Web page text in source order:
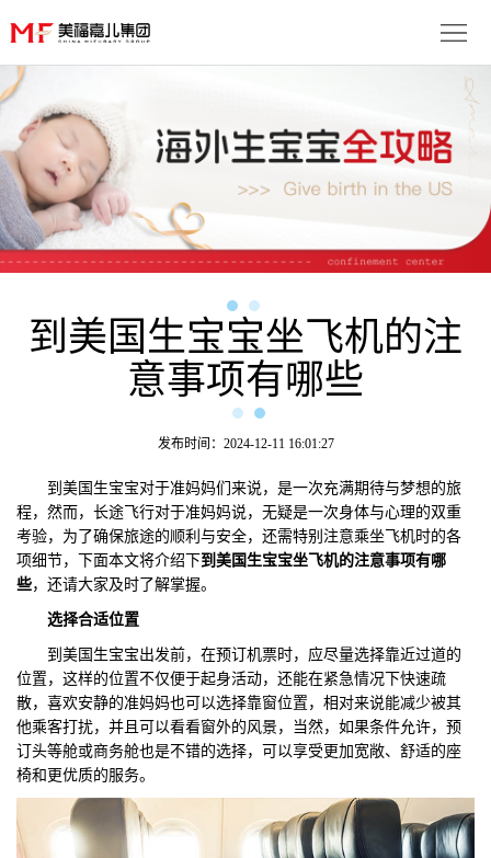
子
优
势
服
务
流
月
子
成
合
到美国生宝宝坐飞机的注
意事项有哪些
发布时间：2024-12-11 16:01:27
到美国生宝宝对于准妈妈们来说，是一次充满期待与梦想的旅
程，然而，长途飞行对于准妈妈说，无疑是一次身体与心理的双重
考验，为了确保旅途的顺利与安全，还需特别注意乘坐飞机时的各
项细节，下面本文将介绍下到美国生宝宝坐飞机的注意事项有哪
些，还请大家及时了解掌握。
选择合适位置
到美国生宝宝出发前，在预订机票时，应尽量选择靠近过道的
位置，这样的位置不仅便于起身活动，还能在紧急情况下快速疏
散，喜欢安静的准妈妈也可以选择靠窗位置，相对来说能减少被其
他乘客打扰，并且可以看看窗外的风景，当然，如果条件允许，预
订头等舱或商务舱也是不错的选择，可以享受更加宽敞、舒适的座
椅和更优质的服务。